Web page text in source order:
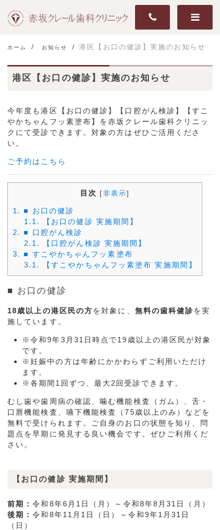
ホーム お知らせ 港区【お口の健診】実施のお知らせ
港区【お口の健診】実施のお知らせ
今年度も港区【お口の健診】【口腔がん検診】【すこ
やかちゃんフッ素塗布】を赤坂クレール歯科クリニッ
クにて受診できます。対象の方はぜひご活用くださ
い。
ご予約はこちら
目次 [ 非表示]
1. ■ お口の健診
1.1.
【お口の健診 実施期間】
2. ■ 口腔がん検診
2.1.
【口腔がん検診 実施期間】
3. ■ すこやかちゃんフッ素塗布
3.1.
【すこやかちゃんフッ素塗布 実施期間】
■ お口の健診
18歳以上の港区民の方 を対象に、 無料の歯科健診 を実
施しています。
※令和9年3月31日時点で19歳以上の港区民が対象
です。
※妊娠中の方は年齢にかかわらずご利用いただけ
ます。
※各期間1回ずつ、最大2回受診できます。
むし歯や歯周病の確認、噛む機能検査（ガム）、舌・
口唇機能検査、嚥下機能検査（75歳以上のみ）などを
無料で受けられます。ご自身のお口の状態を知り、問
題点を早期に発見する良い機会です。ぜひご利用くだ
さい。
【お口の健診 実施期間】
前期：令和8年6月1日（月）～令和8年8月31日（月）
後期：令和8年11月1日（日）～令和9年1月31日
（日）